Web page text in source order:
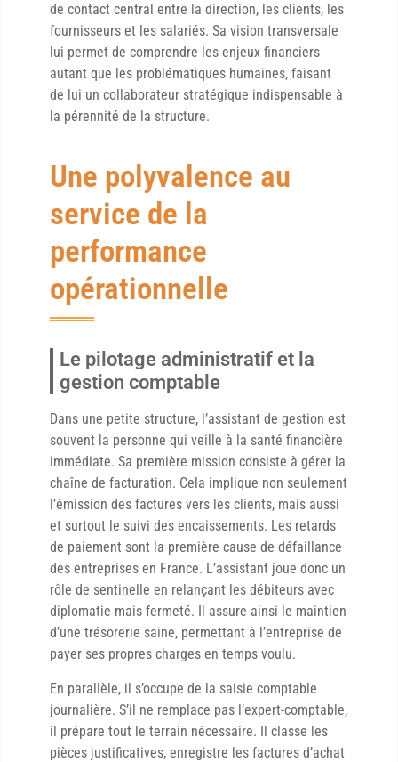
de contact central entre la direction, les clients, les
fournisseurs et les salariés. Sa vision transversale
lui permet de comprendre les enjeux financiers
autant que les problématiques humaines, faisant
de lui un collaborateur stratégique indispensable à
la pérennité de la structure.
Une polyvalence au
service de la
performance
opérationnelle
Le pilotage administratif et la
gestion comptable
Dans une petite structure, l’assistant de gestion est
souvent la personne qui veille à la santé financière
immédiate. Sa première mission consiste à gérer la
chaîne de facturation. Cela implique non seulement
l’émission des factures vers les clients, mais aussi
et surtout le suivi des encaissements. Les retards
de paiement sont la première cause de défaillance
des entreprises en France. L’assistant joue donc un
rôle de sentinelle en relançant les débiteurs avec
diplomatie mais fermeté. Il assure ainsi le maintien
d’une trésorerie saine, permettant à l’entreprise de
payer ses propres charges en temps voulu.
En parallèle, il s’occupe de la saisie comptable
journalière. S’il ne remplace pas l’expert-comptable,
il prépare tout le terrain nécessaire. Il classe les
pièces justificatives, enregistre les factures d’achat